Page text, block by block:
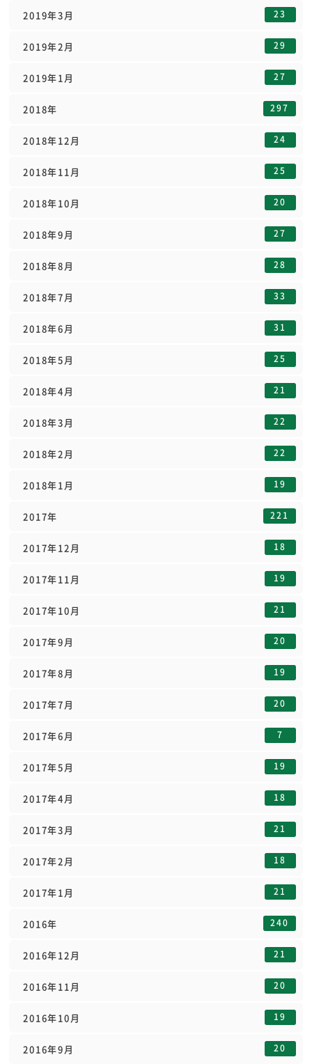
2019年3月 23
2019年2月 29
2019年1月 27
2018年 297
2018年12月 24
2018年11月 25
2018年10月 20
2018年9月 27
2018年8月 28
2018年7月 33
2018年6月 31
2018年5月 25
2018年4月 21
2018年3月 22
2018年2月 22
2018年1月 19
2017年 221
2017年12月 18
2017年11月 19
2017年10月 21
2017年9月 20
2017年8月 19
2017年7月 20
2017年6月 7
2017年5月 19
2017年4月 18
2017年3月 21
2017年2月 18
2017年1月 21
2016年 240
2016年12月 21
2016年11月 20
2016年10月 19
2016年9月 20